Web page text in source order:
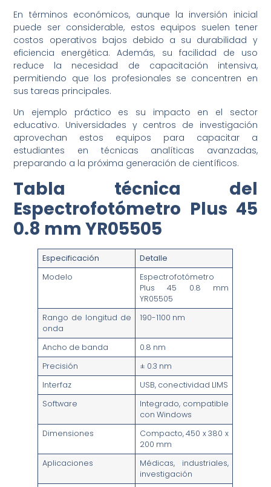
En términos económicos, aunque la inversión inicial
puede ser considerable, estos equipos suelen tener
costos operativos bajos debido a su durabilidad y
eficiencia energética. Además, su facilidad de uso
reduce la necesidad de capacitación intensiva,
permitiendo que los profesionales se concentren en
sus tareas principales.
Un ejemplo práctico es su impacto en el sector
educativo. Universidades y centros de investigación
aprovechan estos equipos para capacitar a
estudiantes en técnicas analíticas avanzadas,
preparando a la próxima generación de científicos.
Tabla técnica del
Espectrofotómetro Plus 45
0.8 mm YR05505
Especificación
Detalle
Modelo
Espectrofotómetro
Plus 45 0.8 mm
YR05505
Rango de longitud de
onda
190-1100 nm
Ancho de banda
0.8 nm
Precisión
± 0.3 nm
Interfaz
USB, conectividad LIMS
Software
Integrado, compatible
con Windows
Dimensiones
Compacto, 450 x 380 x
200 mm
Aplicaciones
Médicas, industriales,
investigación